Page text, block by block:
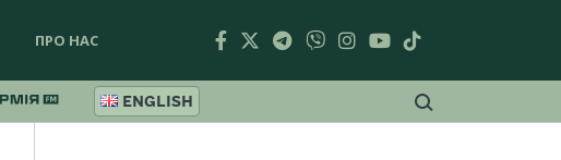
ПРО НАС
ENGLISH